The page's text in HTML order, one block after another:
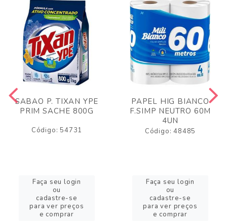
SABAO P. TIXAN YPE
PRIM SACHE 800G
Código: 54731
Faça seu login
ou
cadastre-se
para ver preços
e comprar
PAPEL HIG BIANCO
F.SIMP NEUTRO 60M
4UN
Código: 48485
Faça seu login
ou
cadastre-se
para ver preços
e comprar